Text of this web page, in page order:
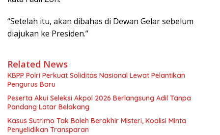
“Setelah itu, akan dibahas di Dewan Gelar sebelum
diajukan ke Presiden.”
Related News
KBPP Polri Perkuat Soliditas Nasional Lewat Pelantikan
Pengurus Baru
Peserta Akui Seleksi Akpol 2026 Berlangsung Adil Tanpa
Pandang Latar Belakang
Kasus Sutrimo Tak Boleh Berakhir Misteri, Koalisi Minta
Penyelidikan Transparan